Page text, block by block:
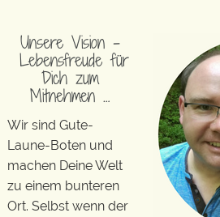
Unsere Vision –
Lebensfreude für
Dich zum
Mitnehmen …
Wir sind Gute-
Laune-Boten und
machen Deine Welt
zu einem bunteren
Ort. Selbst wenn der